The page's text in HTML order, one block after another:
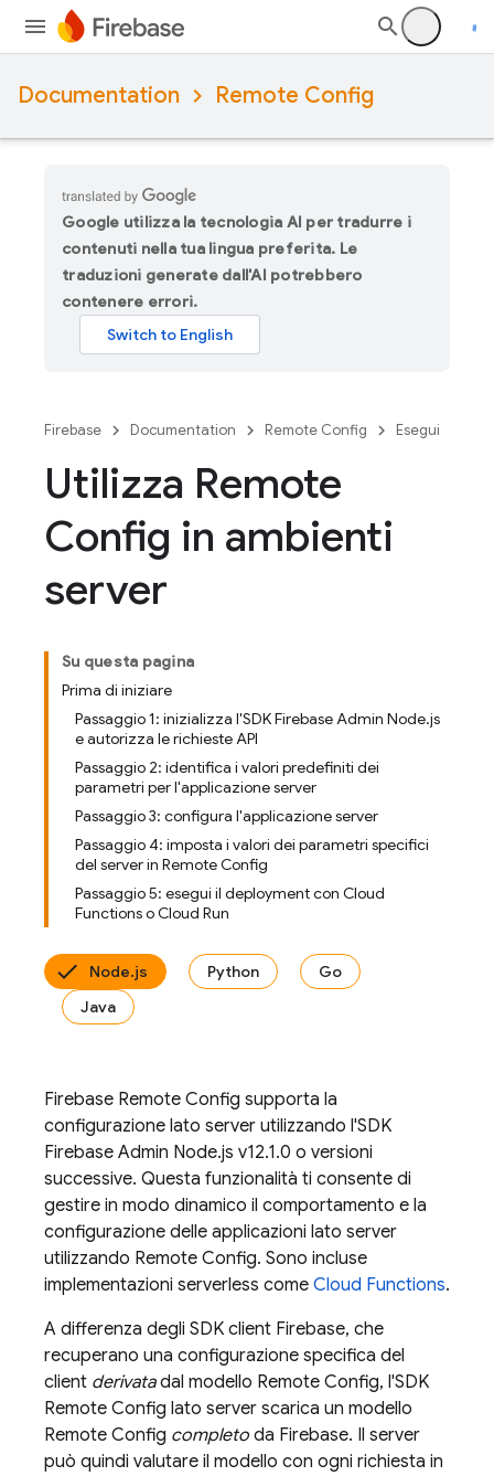
Documentation Remote Config
Google utilizza la tecnologia AI per tradurre i
contenuti nella tua lingua preferita. Le
traduzioni generate dall'AI potrebbero
contenere errori.
Firebase Documentation Remote Config Esegui
Utilizza Remote
Config in ambienti
server
Su questa pagina
Prima di iniziare
Passaggio 1: inizializza l'SDK Firebase Admin Node.js
e autorizza le richieste API
Passaggio 2: identifica i valori predefiniti dei
parametri per l'applicazione server
Passaggio 3: configura l'applicazione server
Passaggio 4: imposta i valori dei parametri specifici
del server in Remote Config
Passaggio 5: esegui il deployment con Cloud
Functions o Cloud Run
Node.js Python
Go
Java
Firebase Remote Config supporta la
configurazione lato server utilizzando l'SDK
Firebase Admin Node.js v12.1.0 o versioni
successive. Questa funzionalità ti consente di
gestire in modo dinamico il comportamento e la
configurazione delle applicazioni lato server
utilizzando Remote Config. Sono incluse
implementazioni serverless come Cloud Functions.
A differenza degli SDK client Firebase, che
recuperano una configurazione specifica del
client derivatadal modello Remote Config, l'SDK
Remote Config lato server scarica un modello
Remote Config completo da Firebase. Il server
può quindi valutare il modello con ogni richiesta in